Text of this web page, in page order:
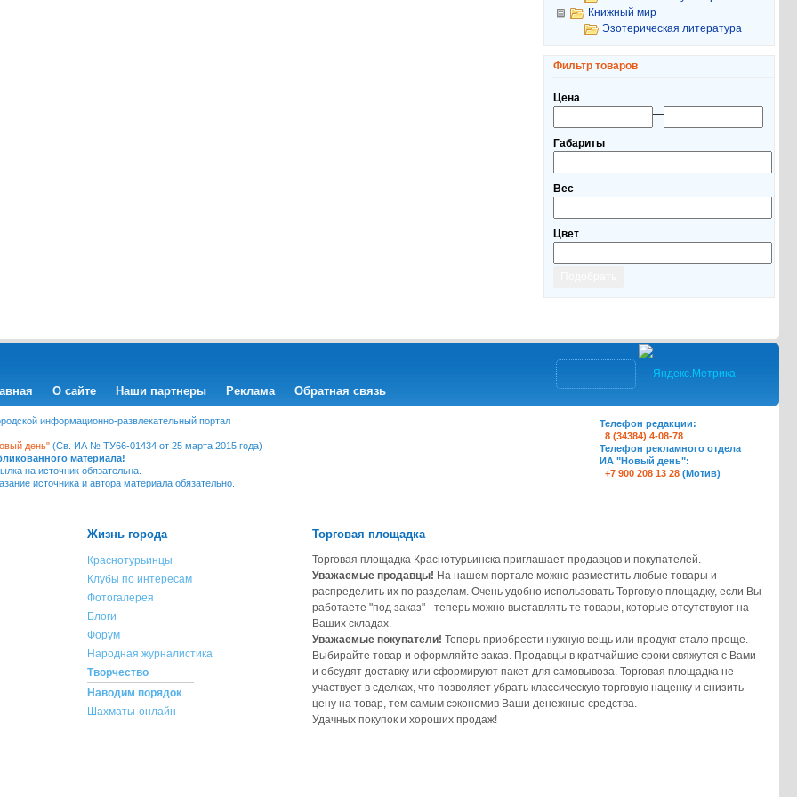
Книжный мир
Эзотерическая литература
Фильтр товаров
Цена
—
Габариты
Вес
Цвет
О сайте Наши партнеры Реклама Обратная связь
информационно-развлекательный портал
день" (Св. ИА № ТУ66-01434 от 25 марта 2015 года)
материала!
на источник обязательна.
источника и автора материала обязательно.
Телефон редакции:
8 (34384) 4-08-78
Телефон рекламного отдела
ИА "Новый день":
+7 900 208 13 28 (Мотив)
Жизнь города
Краснотурьинцы
Клубы по интересам
Фотогалерея
Блоги
Форум
Народная журналистика
Творчество
Наводим порядок
Шахматы-онлайн
Торговая площадка
Торговая площадка Краснотурьинска приглашает продавцов и покупателей.
Уважаемые продавцы! На нашем портале можно разместить любые товары и
распределить их по разделам. Очень удобно использовать Торговую площадку, если Вы
работаете "под заказ" - теперь можно выставлять те товары, которые отсутствуют на
Ваших складах.
Уважаемые покупатели! Теперь приобрести нужную вещь или продукт стало проще.
Выбирайте товар и оформляйте заказ. Продавцы в кратчайшие сроки свяжутся с Вами
и обсудят доставку или сформируют пакет для самовывоза. Торговая площадка не
участвует в сделках, что позволяет убрать классическую торговую наценку и снизить
цену на товар, тем самым сэкономив Ваши денежные средства.
Удачных покупок и хороших продаж!